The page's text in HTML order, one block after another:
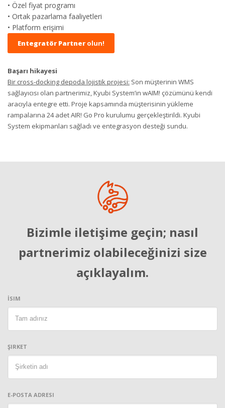
• Özel fiyat programı
• Ortak pazarlama faaliyetleri
• Platform erişimi
Entegratör Partner olun!
Başarı hikayesi
Bir cross-docking depoda lojistik projesi: Son müşterinin WMS
sağlayıcısı olan partnerimiz, Kyubi System’in wAIM! çözümünü kendi
aracıyla entegre etti. Proje kapsamında müşterisinin yükleme
rampalarına 24 adet AIR! Go Pro kurulumu gerçekleştirildi. Kyubi
System ekipmanları sağladı ve entegrasyon desteği sundu.
Bizimle iletişime geçin; nasıl
partnerimiz olabileceğinizi size
açıklayalım.
İSIM
ŞIRKET
E-POSTA ADRESI